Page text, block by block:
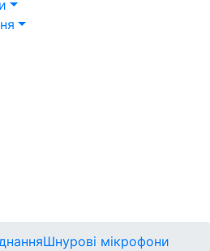
Шнурові мікрофони